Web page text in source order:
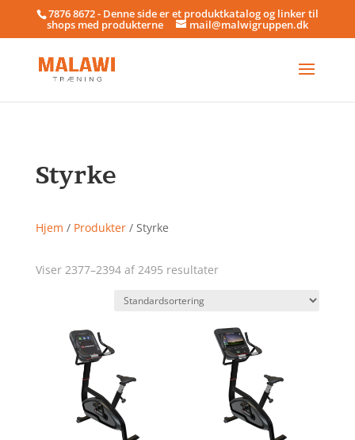
7876 8672 - Denne side er et produktkatalog og linker til
shops med produkterne mail@malwigruppen.dk
Styrke
Hjem / Produkter/ Styrke
Viser 2377–2394 af 2495 resultater